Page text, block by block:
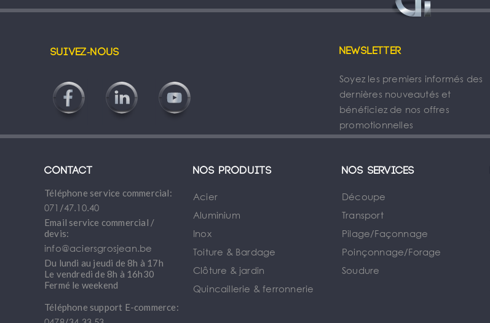
Suivez-nous Newsletter
Soyez les premiers informés des
dernières nouveautés et
bénéficiez de nos offres
promotionnelles
Contact
Téléphone service commercial:
071/47.10.40
Email service commercial /
devis:
info@aciersgrosjean.be
Du lundi au jeudi de 8h à 17h
Le vendredi de 8h à 16h30
Fermé le weekend
Téléphone support E-commerce:
Nos produits
Acier
Aluminium
Inox
Toiture & Bardage
Clôture & jardin
Quincaillerie & ferronnerie
Nos services
Découpe
Transport
Pilage/Façonnage
Poinçonnage/Forage
Soudure